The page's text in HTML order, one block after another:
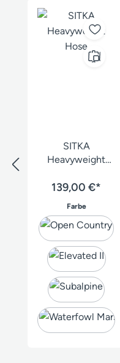
SITKA
Heavyweight
139,00 €*
Farbeauswählen